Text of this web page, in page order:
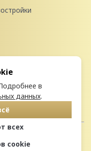
в
данных.
всех
cookie